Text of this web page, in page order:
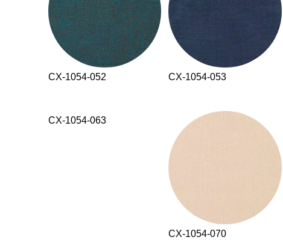
CX-1054-052 CX-1054-053
CX-1054-063
CX-1054-070